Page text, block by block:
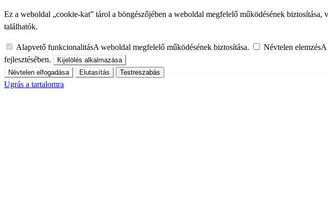
Ez a weboldal „cookie-kat” tárol a böngészőjében a weboldal megfelelő működésének
találhatók.
Alapvető funkcionalitásA weboldal megfelelő működésének biztosítása. Névtelen elemzésA
fejlesztésében.
Kijelölés alkalmazása
Névtelen elfogadása
Elutasítás Testreszabás
Ugrás a tartalomra